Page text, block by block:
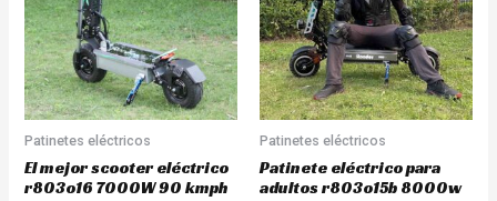
Patinetes eléctricos
El mejor scooter eléctrico
r803o16 7000W 90 kmph
Patinetes eléctricos
Patinete eléctrico para
adultos r803o15b 8000w